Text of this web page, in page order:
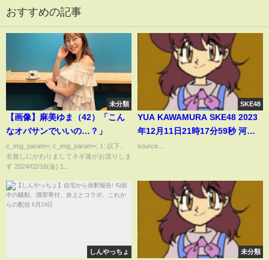
おすすめの記事
未分類
【画像】麻美ゆま（42）「こん
なオバサンでいいの…？」
c_img_param=; c_img_param=; 1: 以下、
名無しにかわりましてネギ速がお送りしま
す 2024/02/16(金) 1...
SKE48
YUA KAWAMURA SKE48 2023
年12月11日21時17分59秒 河村
優愛（SKE48 研究生）
source...
しんやっちょ 未分類